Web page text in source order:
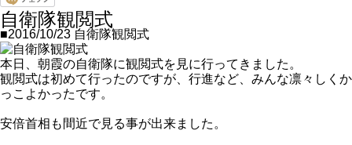
自衛隊観閲式
■2016/10/23 自衛隊観閲式
本日、朝霞の自衛隊に観閲式を見に行ってきました。
観閲式は初めて行ったのですが、行進など、みんな凛々しくか
っこよかったです。
安倍首相も間近で見る事が出来ました。